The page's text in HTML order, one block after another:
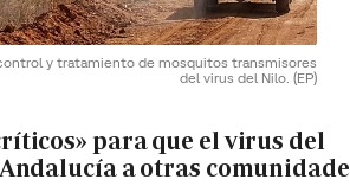
y tratamiento de mosquitos transmisores
del virus del Nilo. (EP)
para que el virus del
a otras